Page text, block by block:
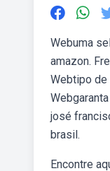
Webuma
amazon.
Webtipo de
josé
brasil.
Encontre